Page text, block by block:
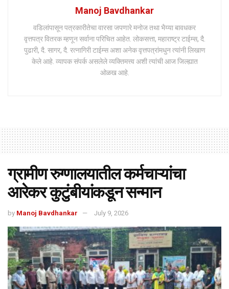
Manoj Bavdhankar
वडिलांपासून पत्रकारीतेचा वारसा जपणारे मनोज तथा भैय्या बावधकर
वृत्तपत्र वितरक म्हणून सर्वाना परिचित आहेत. लोकसत्ता, महाराष्ट्र टाईम्स, दै.
पुढारी, दै. सागर, दै. रत्नागिरी टाईम्स अशा अनेक वृत्तपत्रांमधुन त्यांनी लिखाण
केले आहे. व्यापक संपर्क असलेले व्यक्तिमत्त्व अशी त्यांची आज जिल्ह्यात
ओळख आहे.
ग्रामीण रुग्णालयातील कर्मचाऱ्यांचा
आरेकर कुटुंबीयांकडून सन्मान
by Manoj Bavdhankar July 9, 2026